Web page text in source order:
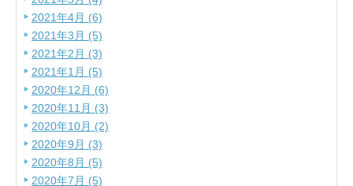
2021年4月 (6)
2021年3月 (5)
2021年2月 (3)
2021年1月 (5)
2020年12月 (6)
2020年11月 (3)
2020年10月 (2)
2020年9月 (3)
2020年8月 (5)
2020年7月 (5)